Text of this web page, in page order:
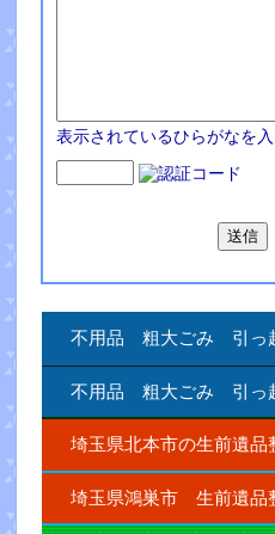
表示されているひらがなを
不用品 粗大ごみ 引っ
不用品 粗大ごみ 引っ
埼玉県北本市の生前遺品
埼玉県鴻巣市 生前遺